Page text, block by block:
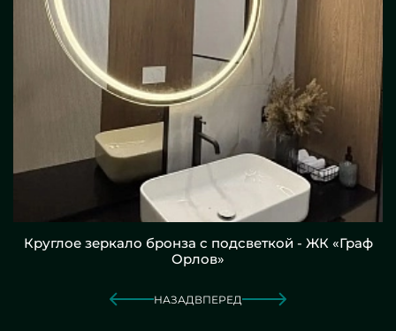
Круглое зеркало бронза с подсветкой - ЖК «Граф
Орлов»
НАЗАД ВПЕРЕД